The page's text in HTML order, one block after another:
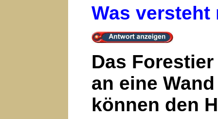
Was versteht
Das
an eine
können den